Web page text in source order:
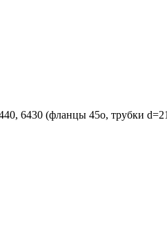
6430 (фланцы 45о, трубки